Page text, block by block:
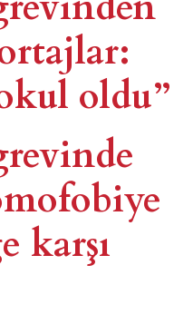
oldu”
karşı